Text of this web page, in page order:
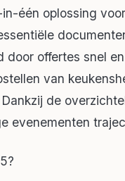
één oplossing
door offertes snel
van
de
evenementen